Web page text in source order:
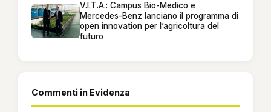
V.I.T.A.: Campus Bio-Medico e
Mercedes-Benz lanciano il programma di
open innovation per l’agricoltura del
futuro
Commenti in Evidenza